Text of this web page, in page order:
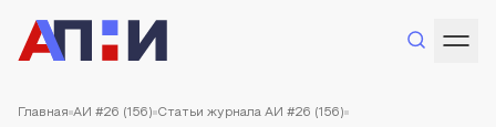
Главная АИ #26 (156) Статьи журнала АИ #26 (156)